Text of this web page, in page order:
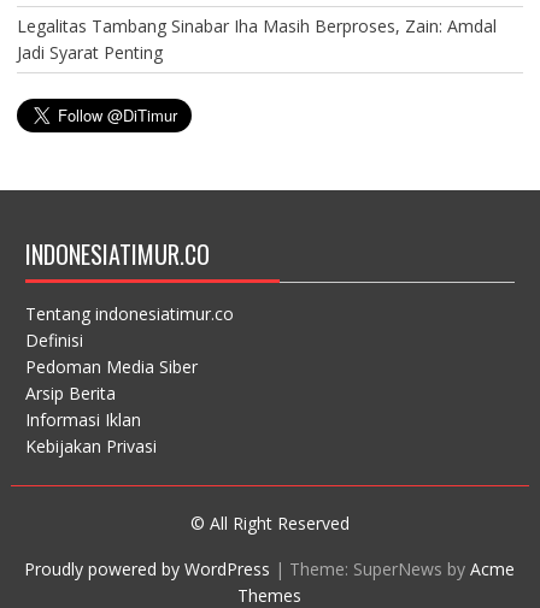
Legalitas Tambang Sinabar Iha Masih Berproses, Zain: Amdal
Jadi Syarat Penting
INDONESIATIMUR.CO
Tentang indonesiatimur.co
Definisi
Pedoman Media Siber
Arsip Berita
Informasi Iklan
Kebijakan Privasi
© All Right Reserved
Proudly powered by WordPress | Theme: SuperNews byAcme
Themes